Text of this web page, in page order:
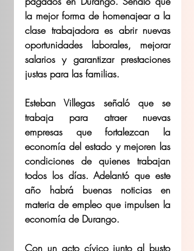
la mejor forma de homenajear a la
clase trabajadora es abrir nuevas
oportunidades laborales, mejorar
salarios y garantizar prestaciones
justas para las familias.
Esteban Villegas señaló que se
trabaja para atraer nuevas
empresas que fortalezcan la
economía del estado y mejoren las
condiciones de quienes trabajan
todos los días. Adelantó que este
año habrá buenas noticias en
materia de empleo que impulsen la
economía de Durango.
Con un acto cívico junto al busto